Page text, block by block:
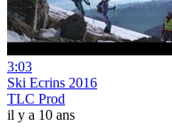
3:03
Ski Ecrins 2016
TLC Prod
il y a 10 ans